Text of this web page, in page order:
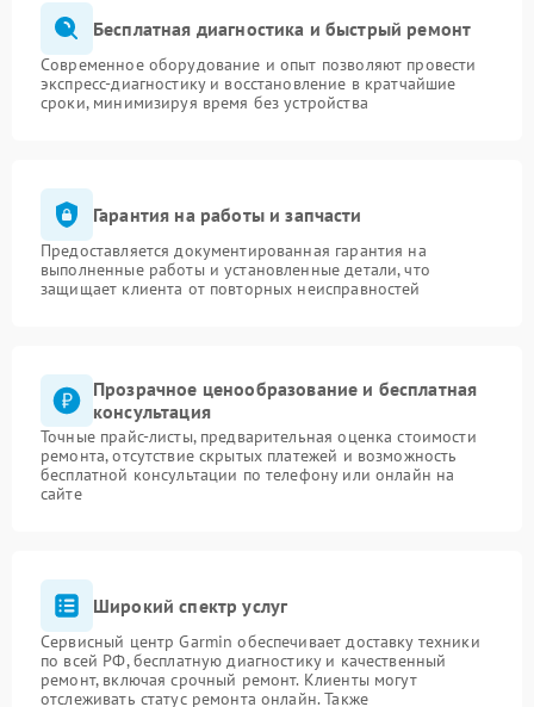
Бесплатная диагностика и быстрый ремонт
Современное оборудование и опыт позволяют провести
экспресс-диагностику и восстановление в кратчайшие
сроки, минимизируя время без устройства
Гарантия на работы и запчасти
Предоставляется документированная гарантия на
выполненные работы и установленные детали, что
защищает клиента от повторных неисправностей
Прозрачное ценообразование и бесплатная
консультация
Точные прайс-листы, предварительная оценка стоимости
ремонта, отсутствие скрытых платежей и возможность
бесплатной консультации по телефону или онлайн на
сайте
Широкий спектр услуг
Сервисный центр Garmin обеспечивает доставку техники
по всей РФ, бесплатную диагностику и качественный
ремонт, включая срочный ремонт. Клиенты могут
отслеживать статус ремонта онлайн. Также